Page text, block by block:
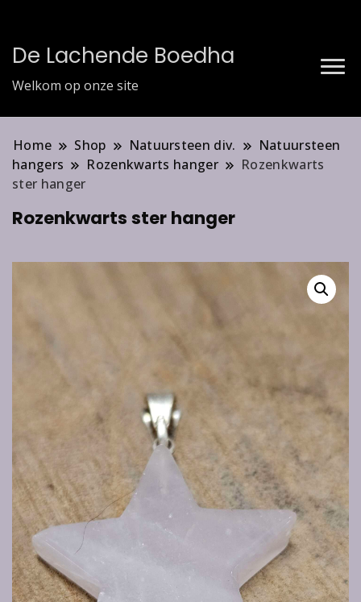
De Lachende Boedha
Welkom op onze site
Home Shop Natuursteen div.
Natuursteen
hangers
Rozenkwarts hanger
Rozenkwarts
ster hanger
Rozenkwarts ster hanger